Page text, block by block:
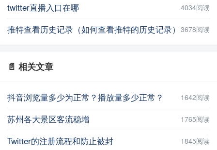
twitter直播入口在哪 4034阅读
推特查看历史记录（如何查看推特的历史记录） 3678阅读
📄 相关文章
抖音浏览量多少为正常？播放量多少正常？ 1642阅读
苏州各大景区客流稳增 1765阅读
Twitter的注册流程和防止被封 1845阅读